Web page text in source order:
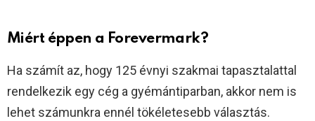
Miért éppen a Forevermark?
Ha számít az, hogy 125 évnyi szakmai tapasztalattal
rendelkezik egy cég a gyémántiparban, akkor nem is
lehet számunkra ennél tökéletesebb választás.